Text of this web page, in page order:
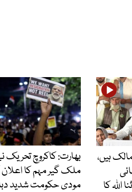
ہیں،
اللہ کا
بھارت: کاکروچ تحریک
ملک گیر مہم کا اعلان
مودی حکومت شدید